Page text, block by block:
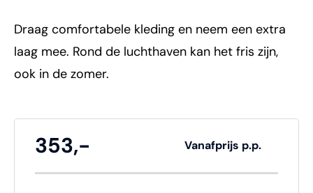
Draag comfortabele kleding en neem een extra
laag mee. Rond de luchthaven kan het fris zijn,
ook in de zomer.
353,- Vanafprijs p.p.